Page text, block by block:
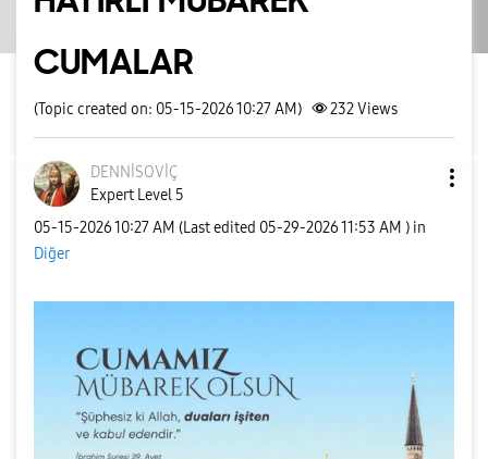
CUMALAR
(Topic created on: 05-15-2026 10:27 AM) 232Views
DENNİSOVİÇ
Expert Level 5
‎05-15-202610:27 AM (Last edited ‎05-29-202611:53 AM ) in
Diğer